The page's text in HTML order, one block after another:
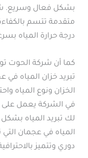
بشكل فعال وسريع.
متقدمة تتسم
درجة حرارة المياه
كما أن شركة الحوت
تبريد خزان المياه في
الخزان ونوع المياه
في الشركة يعمل على
لك تبريد المياه
المياه في عجمان
دوري وتتميز